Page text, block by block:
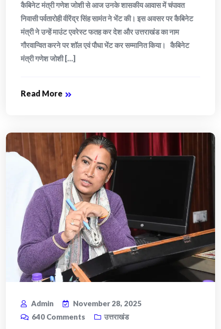
कैबिनेट मंत्री गणेश जोशी से आज उनके शासकीय आवास में चंपावत
निवासी पर्वतारोही वीरेंद्र सिंह सामंत ने भेंट की। इस अवसर पर कैबिनेट
मंत्री ने उन्हें माउंट एवरेस्ट फतह कर देश और उत्तराखंड का नाम
गौरवान्वित करने पर शॉल एवं पौधा भेंट कर सम्मानित किया। कैबिनेट
मंत्री गणेश जोशी [...]
Read More
Admin
November 28, 2025
640 Comments उत्तराखंड